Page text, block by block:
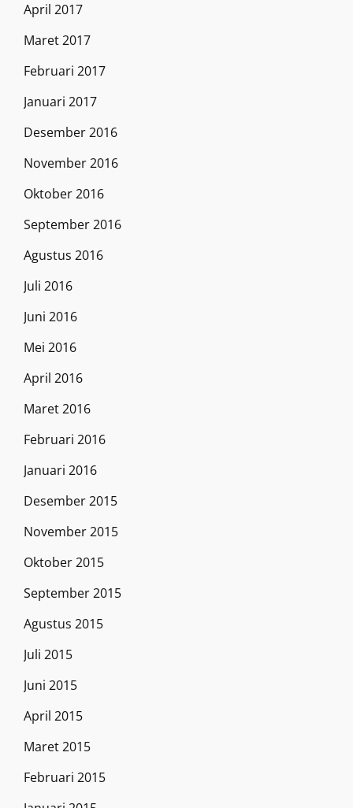
April 2017
Maret 2017
Februari 2017
Januari 2017
Desember 2016
November 2016
Oktober 2016
September 2016
Agustus 2016
Juli 2016
Juni 2016
Mei 2016
April 2016
Maret 2016
Februari 2016
Januari 2016
Desember 2015
November 2015
Oktober 2015
September 2015
Agustus 2015
Juli 2015
Juni 2015
April 2015
Maret 2015
Februari 2015